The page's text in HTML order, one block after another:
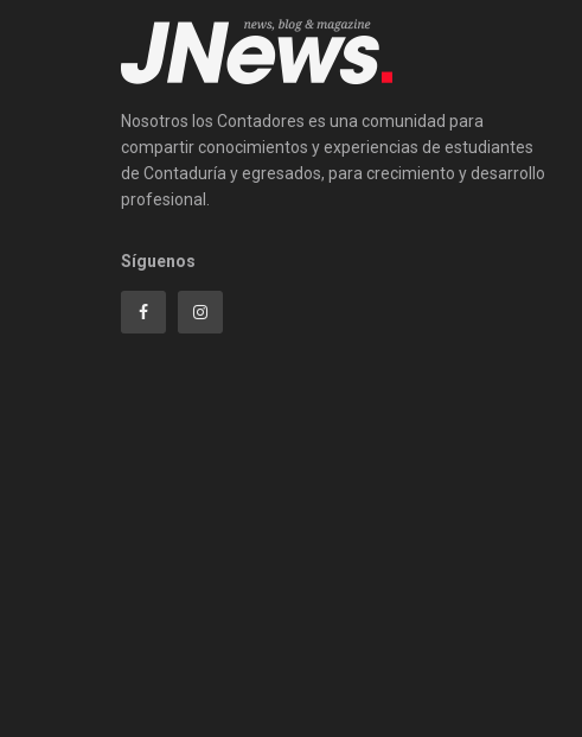
Nosotros los Contadores es una comunidad para
compartir conocimientos y experiencias de estudiantes
de Contaduría y egresados, para crecimiento y desarrollo
profesional.
Síguenos